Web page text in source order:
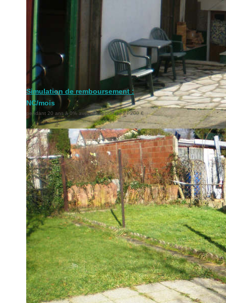
Simulation de remboursement :
NC/mois
pendant 20 ans à 0% avec un apport de 27 200 €
Description
Réf : 01180
ST GRATIEN
A saisir!
Charmante maison dans quartier pavillonnaire et calme
DPE : D
**Honoraires à la charge du vendeur
Diagnostics énergétiques